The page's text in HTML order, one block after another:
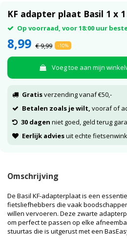
KF adapter plaat Basil 1 x
Op voorraad, voor 18:00 uur
8,99 € 9,99 -10%
Voeg toe aan mijn
Gratisverzending vanaf €50,-
Betalen zoals je wilt, vooraf of
30 dagen niet goed, geld terug
Eerlijk adviesuit echte
Omschrijving
De Basil KF-adapterplaat is een
fietsliefhebbers die vaak
willen vervoeren. Deze zwarte
om perfect te passen op elke
stuurtas die is uitgerust met een